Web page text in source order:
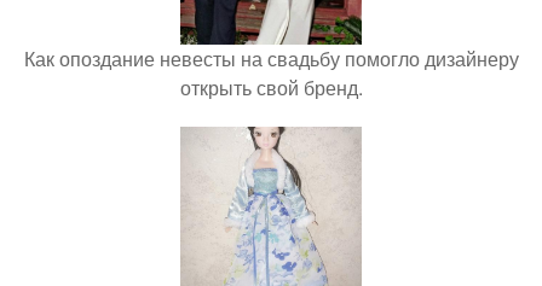
Как опоздание невесты на свадьбу помогло дизайнеру
открыть свой бренд.